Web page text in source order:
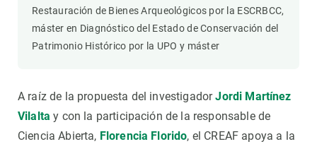
Restauración de Bienes Arqueológicos por la ESCRBCC,
máster en Diagnóstico del Estado de Conservación del
Patrimonio Histórico por la UPO y máster
A raíz de la propuesta del investigadorJordi Martínez
Vilalta y con la participación de la responsable de
Ciencia Abierta, Florencia Florido, el CREAF apoya a la